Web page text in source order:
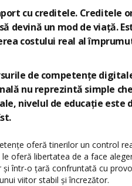
cu creditele. Creditele
devină un mod de viață.
costului real al
de competențe
nu reprezintă simple
nivelul de educație
oferă tinerilor un control
oferă libertatea de a face
și într-o țară confruntată cu
viitor stabil și încrezător.